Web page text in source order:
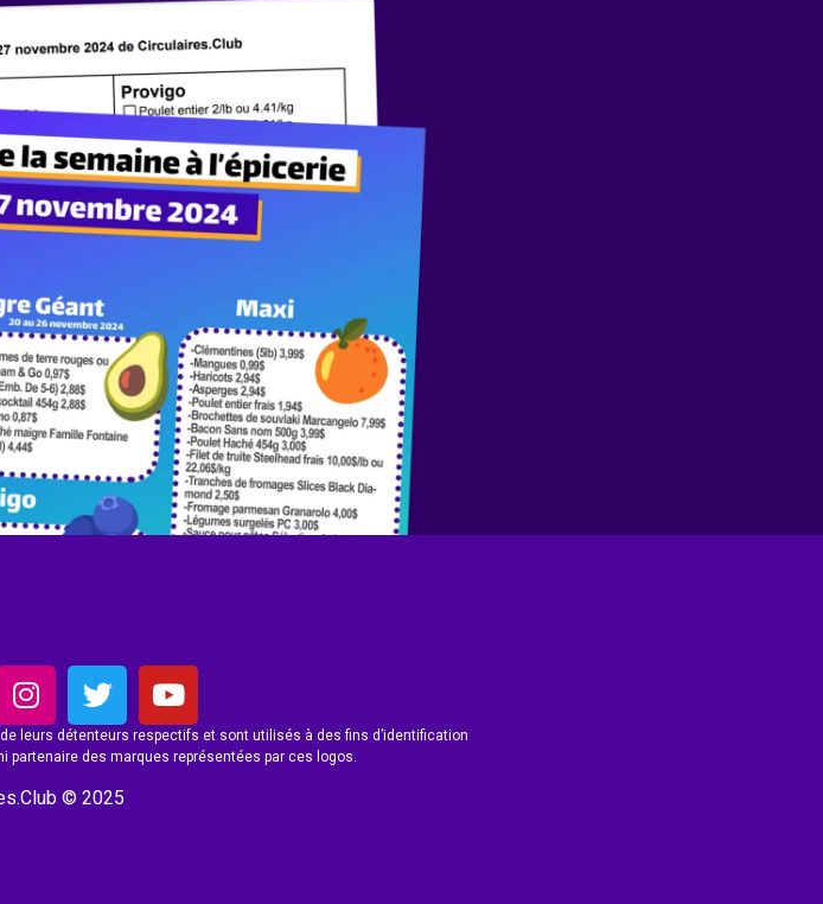
leurs détenteurs respectifs et sont utilisés à des fins d’identification
partenaire des marques représentées par ces logos.
© 2025